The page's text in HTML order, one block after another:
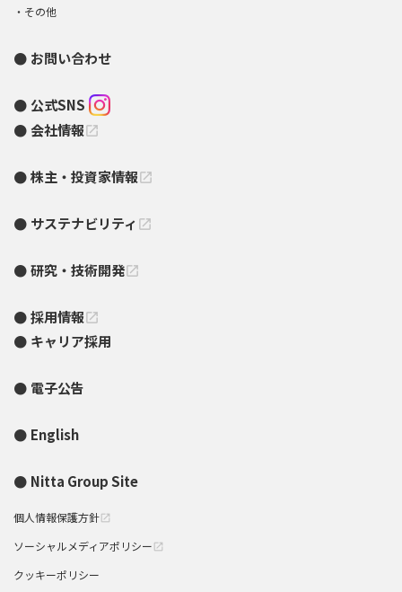
その他
お問い合わせ
公式SNS
会社情報open_in_new
株主・投資家情報open_in_new
サステナビリティ open_in_new
研究・技術開発open_in_new
採用情報open_in_new
キャリア採用
電子公告
English
Nitta Group Site
個人情報保護方針 open_in_new
ソーシャルメディアポリシー open_in_new
クッキーポリシー